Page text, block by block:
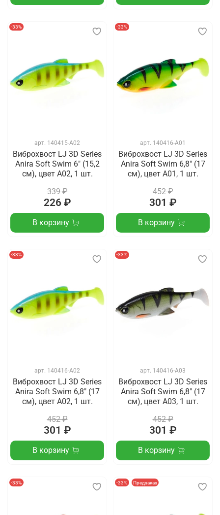
-33%
арт. 140415-A02
Виброхвост LJ 3D Series
Anira Soft Swim 6" (15,2
см), цвет A02, 1 шт.
339 ₽
226 ₽
В корзину
-33%
арт. 140416-A01
Виброхвост LJ 3D Series
Anira Soft Swim 6,8" (17
см), цвет A01, 1 шт.
452 ₽
301 ₽
В корзину
-33%
арт. 140416-A02
Виброхвост LJ 3D Series
Anira Soft Swim 6,8" (17
см), цвет A02, 1 шт.
452 ₽
301 ₽
В корзину
-33%
арт. 140416-A03
Виброхвост LJ 3D Series
Anira Soft Swim 6,8" (17
см), цвет A03, 1 шт.
452 ₽
301 ₽
В корзину
-33% -33% Предзаказ